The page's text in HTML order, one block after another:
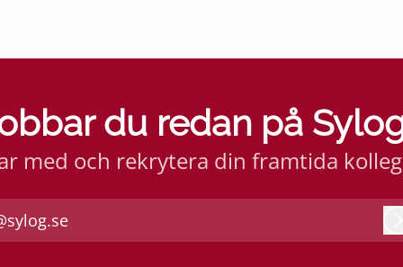
du redan på
med och rekrytera din framtida